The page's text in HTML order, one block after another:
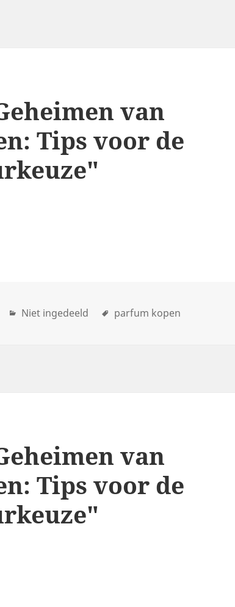
van
Tips voor de
Niet ingedeeld parfum kopen
van
Tips voor de